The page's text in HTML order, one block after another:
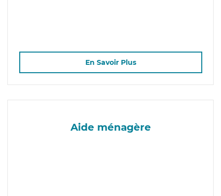
En Savoir Plus
Aide ménagère